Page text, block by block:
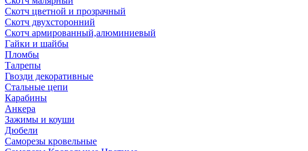
Скотч цветной и прозрачный
Скотч двухсторонний
Скотч армированный,алюминиевый
Гайки и шайбы
Пломбы
Талрепы
Гвозди декоративные
Стальные цепи
Карабины
Анкера
Зажимы и коуши
Дюбели
Саморезы кровельные